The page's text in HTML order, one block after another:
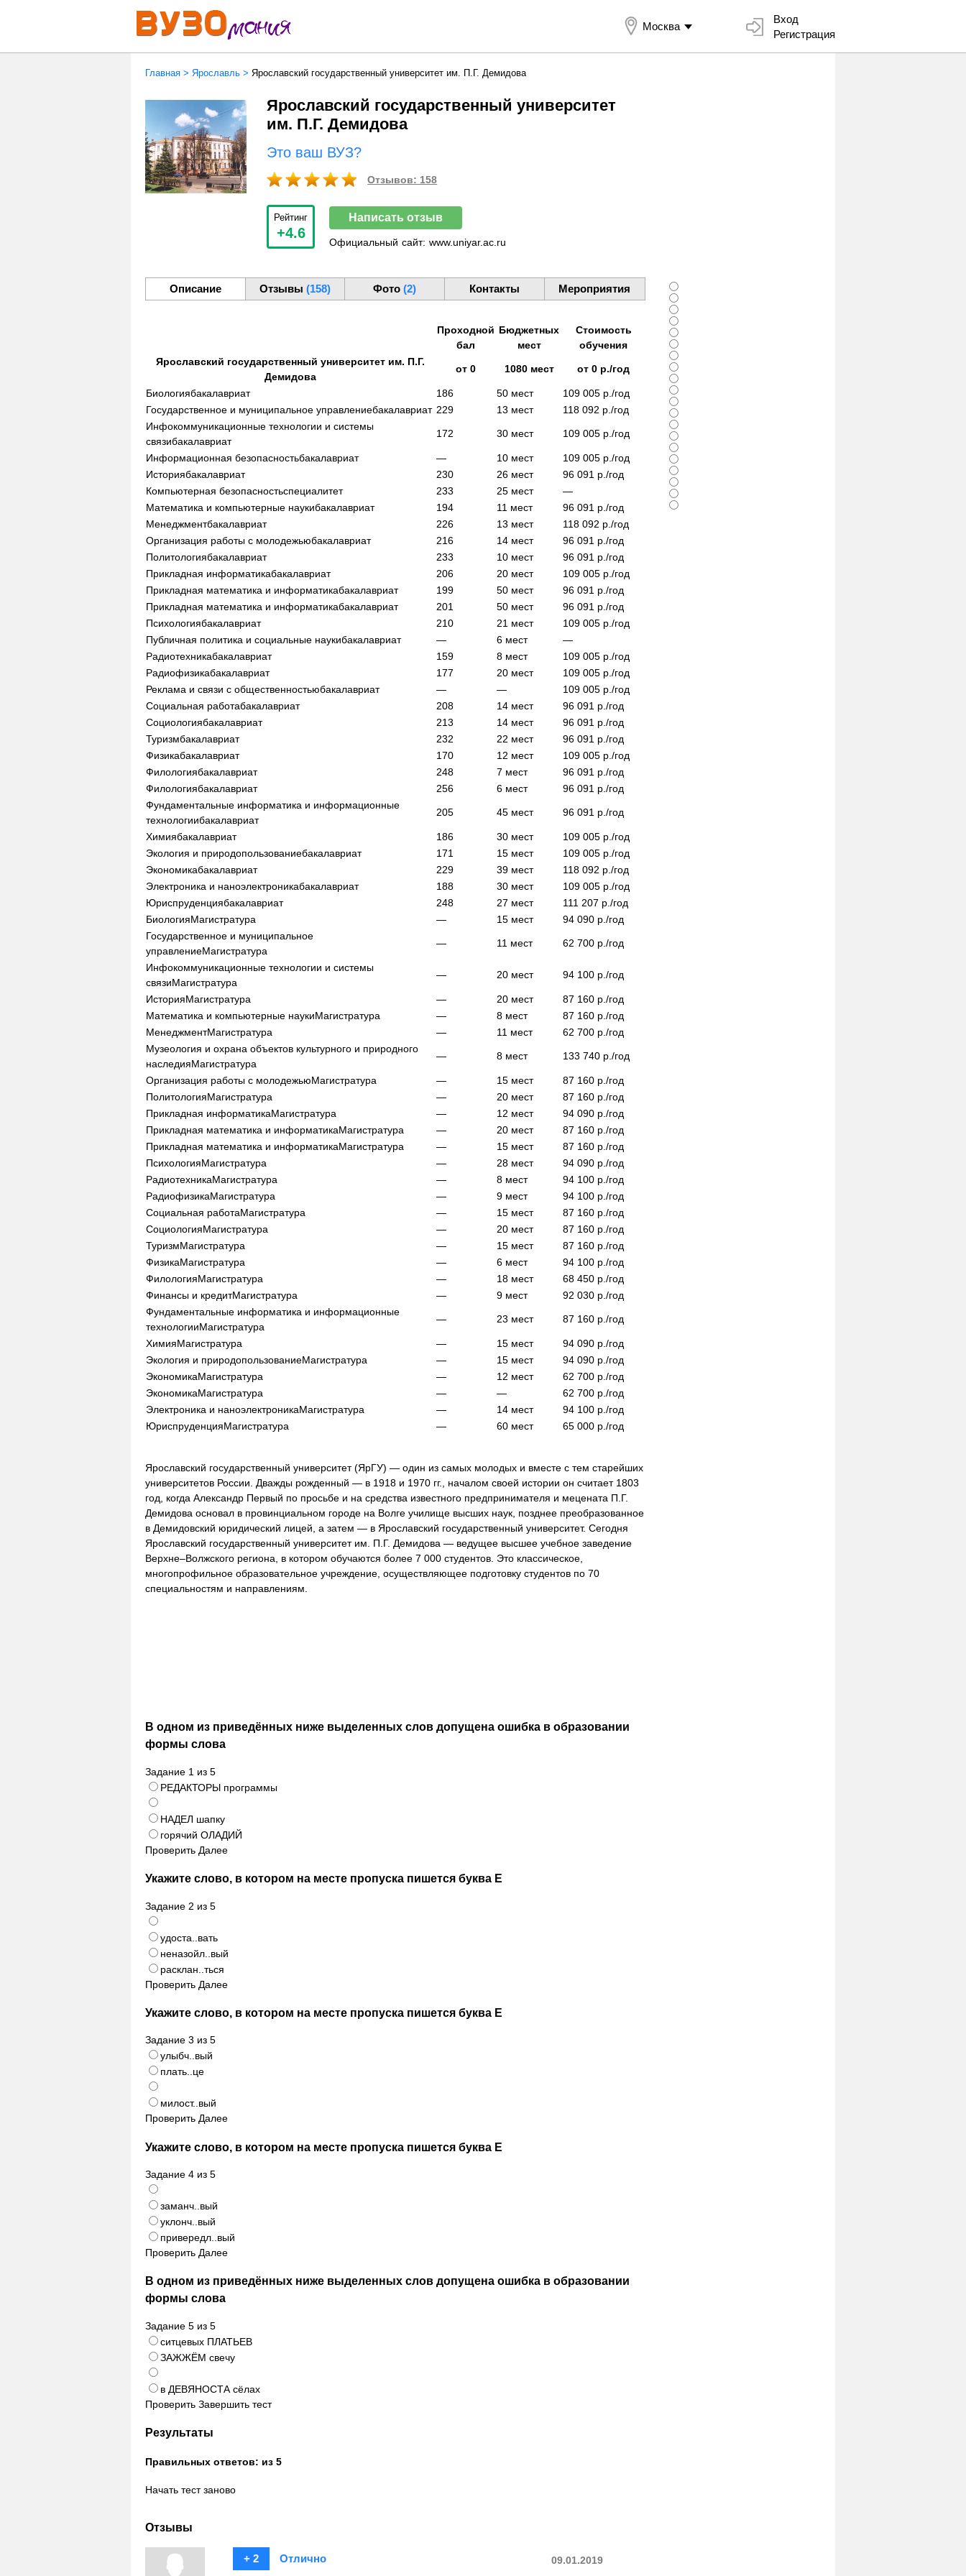
Москва
Вход
Регистрация
Главная > Ярославль > Ярославский государственный университет им. П.Г. Демидова
Ярославский государственный университет
им. П.Г. Демидова
Это ваш ВУЗ?
Отзывов: 158
Рейтинг
+4.6
Написать отзыв
Официальный сайт: www.uniyar.ac.ru
Описание Отзывы(158) Фото(2) Контакты Мероприятия
Проходной
бал
Бюджетных
мест
Стоимость
обучения
Ярославский государственный университет им. П.Г.
Демидова
от 0 1080 мест от 0 р./год
Биологиябакалавриат 186 50 мест 109 005 р./год
Государственное и муниципальное управлениебакалавриат 229 13 мест 118 092 р./год
Инфокоммуникационные технологии и системы
связибакалавриат
172 30 мест 109 005 р./год
Информационная безопасностьбакалавриат — 10 мест 109 005 р./год
Историябакалавриат 230 26 мест 96 091 р./год
Компьютерная безопасностьспециалитет 233 25 мест
—
Математика и компьютерные наукибакалавриат 194 11 мест 96 091 р./год
Менеджментбакалавриат 226 13 мест 118 092 р./год
Организация работы с молодежьюбакалавриат 216 14 мест 96 091 р./год
Политологиябакалавриат 233 10 мест 96 091 р./год
Прикладная информатикабакалавриат 206 20 мест 109 005 р./год
Прикладная математика и информатикабакалавриат 199 50 мест 96 091 р./год
Прикладная математика и информатикабакалавриат 201 50 мест 96 091 р./год
Психологиябакалавриат 210 21 мест 109 005 р./год
Публичная политика и социальные наукибакалавриат — 6 мест
—
Радиотехникабакалавриат 159 8 мест 109 005 р./год
Радиофизикабакалавриат 177 20 мест 109 005 р./год
Реклама и связи с общественностьюбакалавриат — — 109 005 р./год
Социальная работабакалавриат 208 14 мест 96 091 р./год
Социологиябакалавриат 213 14 мест 96 091 р./год
Туризмбакалавриат 232 22 мест 96 091 р./год
Физикабакалавриат 170 12 мест 109 005 р./год
Филологиябакалавриат 248 7 мест 96 091 р./год
Филологиябакалавриат 256 6 мест 96 091 р./год
Фундаментальные информатика и информационные
технологиибакалавриат
205 45 мест 96 091 р./год
Химиябакалавриат 186 30 мест 109 005 р./год
Экология и природопользованиебакалавриат 171 15 мест 109 005 р./год
Экономикабакалавриат 229 39 мест 118 092 р./год
Электроника и наноэлектроникабакалавриат 188 30 мест 109 005 р./год
Юриспруденциябакалавриат 248 27 мест 111 207 р./год
БиологияМагистратура — 15 мест 94 090 р./год
Государственное и муниципальное
управлениеМагистратура
— 11 мест 62 700 р./год
Инфокоммуникационные технологии и системы
связиМагистратура
— 20 мест 94 100 р./год
ИсторияМагистратура — 20 мест 87 160 р./год
Математика и компьютерные наукиМагистратура — 8 мест 87 160 р./год
МенеджментМагистратура — 11 мест 62 700 р./год
Музеология и охрана объектов культурного и природного
наследияМагистратура
— 8 мест 133 740 р./год
Организация работы с молодежьюМагистратура — 15 мест 87 160 р./год
ПолитологияМагистратура — 20 мест 87 160 р./год
Прикладная информатикаМагистратура — 12 мест 94 090 р./год
Прикладная математика и информатикаМагистратура — 20 мест 87 160 р./год
Прикладная математика и информатикаМагистратура — 15 мест 87 160 р./год
ПсихологияМагистратура — 28 мест 94 090 р./год
РадиотехникаМагистратура — 8 мест 94 100 р./год
РадиофизикаМагистратура — 9 мест 94 100 р./год
Социальная работаМагистратура — 15 мест 87 160 р./год
СоциологияМагистратура — 20 мест 87 160 р./год
ТуризмМагистратура — 15 мест 87 160 р./год
ФизикаМагистратура — 6 мест 94 100 р./год
ФилологияМагистратура — 18 мест 68 450 р./год
Финансы и кредитМагистратура — 9 мест 92 030 р./год
Фундаментальные информатика и информационные
технологииМагистратура
— 23 мест 87 160 р./год
ХимияМагистратура — 15 мест 94 090 р./год
Экология и природопользованиеМагистратура — 15 мест 94 090 р./год
ЭкономикаМагистратура — 12 мест 62 700 р./год
ЭкономикаМагистратура — — 62 700 р./год
Электроника и наноэлектроникаМагистратура — 14 мест 94 100 р./год
ЮриспруденцияМагистратура — 60 мест 65 000 р./год
Ярославский государственный университет (ЯрГУ) — один из самых молодых и вместе с тем старейших
университетов России. Дважды рожденный — в 1918 и 1970 гг., началом своей истории он считает 1803
год, когда Александр Первый по просьбе и на средства известного предпринимателя и мецената П.Г.
Демидова основал в провинциальном городе на Волге училище высших наук, позднее преобразованное
в Демидовский юридический лицей, а затем — в Ярославский государственный университет. Сегодня
Ярославский государственный университет им. П.Г. Демидова — ведущее высшее учебное заведение
Верхне–Волжского региона, в котором обучаются более 7 000 студентов. Это классическое,
многопрофильное образовательное учреждение, осуществляющее подготовку студентов по 70
специальностям и направлениям.
В одном из приведённых ниже выделенных слов допущена ошибка в образовании
формы слова
Задание 1 из 5
РЕДАКТОРЫ программы
НАДЕЛ шапку
горячий ОЛАДИЙ
Проверить Далее
Укажите слово, в котором на месте пропуска пишется буква Е
Задание 2 из 5
удоста..вать
неназойл..вый
расклан..ться
Проверить Далее
Укажите слово, в котором на месте пропуска пишется буква Е
Задание 3 из 5
улыбч..вый
плать..це
милост..вый
Проверить Далее
Укажите слово, в котором на месте пропуска пишется буква Е
Задание 4 из 5
заманч..вый
уклонч..вый
привередл..вый
Проверить Далее
В одном из приведённых ниже выделенных слов допущена ошибка в образовании
формы слова
Задание 5 из 5
ситцевых ПЛАТЬЕВ
ЗАЖЖЁМ свечу
в ДЕВЯНОСТА сёлах
Проверить Завершить тест
Результаты
Правильных ответов: из 5
Начать тест заново
Отзывы
+ 2 Отлично 09.01.2019